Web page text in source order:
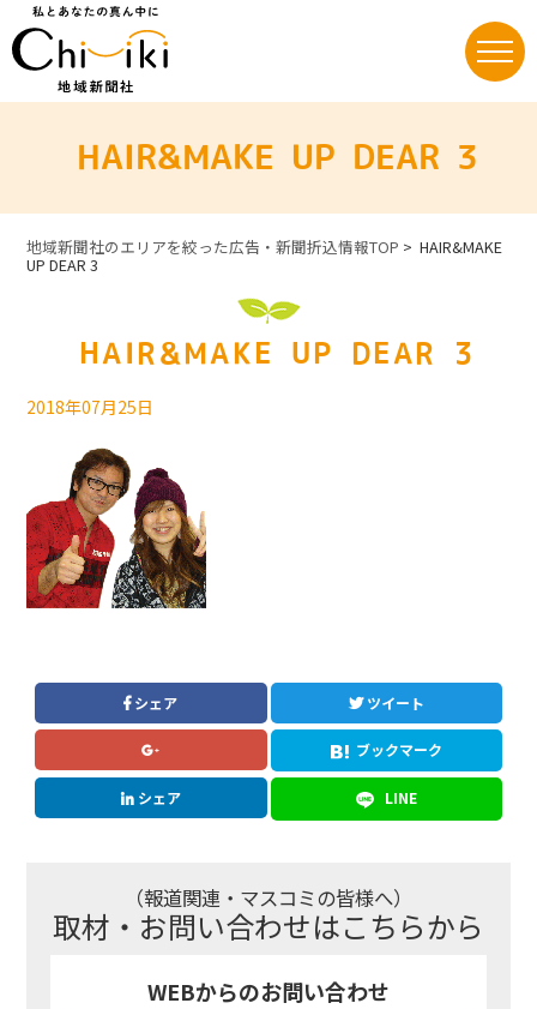
HAIR&MAKE UP DEAR 3
地域新聞社のエリアを絞った広告・新聞折込情報TOP > HAIR&MAKE
UP DEAR 3
HAIR&MAKE UP DEAR 3
2018年07月25日
シェア ツイート
ブックマーク
シェア LINE
（報道関連・マスコミの皆様へ）
取材・お問い合わせはこちらから
WEBからのお問い合わせ